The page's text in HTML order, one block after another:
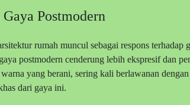
Postmodern
rumah muncul sebagai respons terhadap
postmodern cenderung lebih ekspresif dan
yang berani, sering kali berlawanan
dari gaya ini.